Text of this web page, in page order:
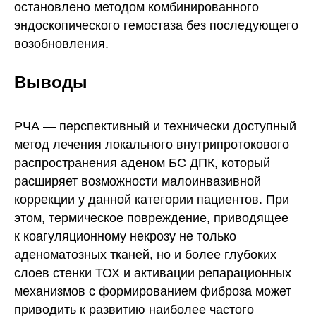
остановлено методом комбинированного
эндоскопического гемостаза без последующего
возобновления.
Выводы
РЧА — перспективный и технически доступный
метод лечения локального внутрипротокового
распространения аденом БС ДПК, который
расширяет возможности малоинвазивной
коррекции у данной категории пациентов. При
этом, термическое повреждение, приводящее
к коагуляционному некрозу не только
аденоматозных тканей, но и более глубоких
слоев стенки ТОХ и активации репарационных
механизмов с формированием фиброза может
приводить к развитию наиболее частого